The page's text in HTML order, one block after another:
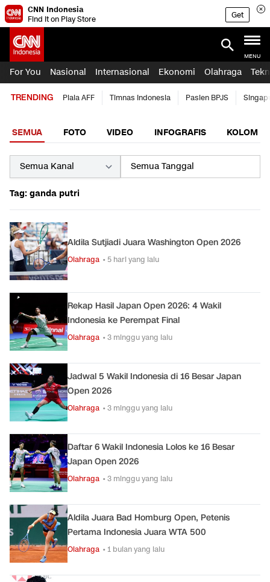
CNN Indonesia
Find it on Play Store
Get
MENU
For You Nasional Internasional Ekonomi Olahraga
TRENDING Piala AFF Timnas Indonesia Pasien BPJS
SEMUA FOTO VIDEO INFOGRAFIS KOLOM
Tag: ganda putri
Aldila Sutjiadi Juara Washington Open 2026
Olahraga • 5 hari yang lalu
Rekap Hasil Japan Open 2026: 4 Wakil
Indonesia ke Perempat Final
Olahraga • 3 minggu yang lalu
Jadwal 5 Wakil Indonesia di 16 Besar Japan
Open 2026
Olahraga • 3 minggu yang lalu
Daftar 6 Wakil Indonesia Lolos ke 16 Besar
Japan Open 2026
Olahraga • 3 minggu yang lalu
Aldila Juara Bad Homburg Open, Petenis
Pertama Indonesia Juara WTA 500
Olahraga • 1 bulan yang lalu